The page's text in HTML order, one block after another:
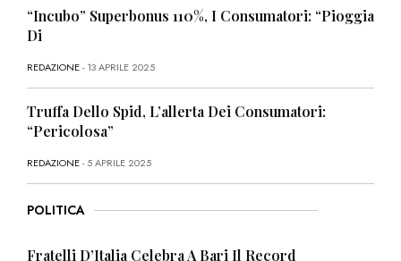
“Incubo” Superbonus 110%, I Consumatori: “Pioggia
Di
REDAZIONE- 13 APRILE 2025
Truffa Dello Spid, L’allerta Dei Consumatori:
“Pericolosa”
REDAZIONE- 5 APRILE 2025
POLITICA
Fratelli D’Italia Celebra A Bari Il Record